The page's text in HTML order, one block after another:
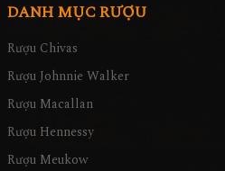
DANH MỤC RƯỢU
Rượu Chivas
Rượu Johnnie Walker
Rượu Macallan
Rượu Hennessy
Rượu Meukow